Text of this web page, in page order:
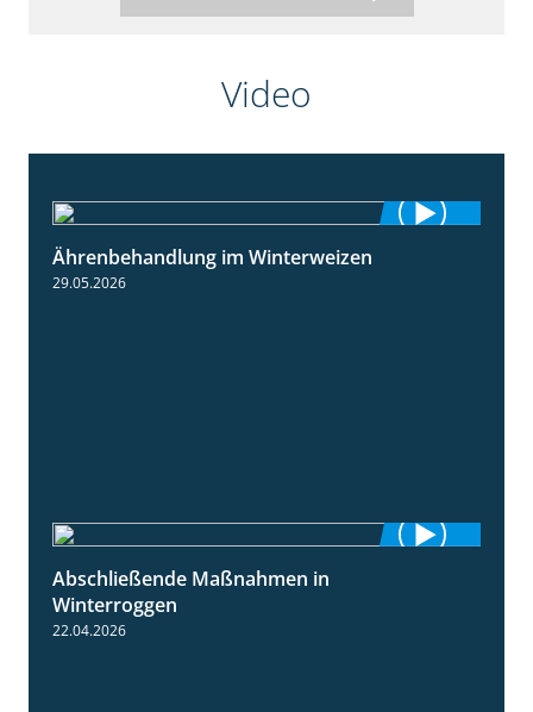
Video
Ährenbehandlung im Winterweizen
29.05.2026
Abschließende Maßnahmen in
Winterroggen
22.04.2026